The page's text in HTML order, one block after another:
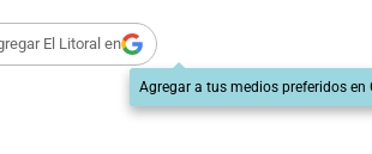
El Litoral en
Agregar a tus medios preferidos en